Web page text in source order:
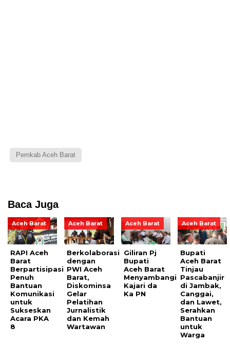
Pemkab Aceh Barat
Baca Juga
Aceh Barat
RAPI Aceh
Barat
Berpartisipasi
Penuh
Bantuan
Komunikasi
untuk
Sukseskan
Acara PKA
8
Aceh Barat
Berkolaborasi
dengan
PWI Aceh
Barat,
Diskominsa
Gelar
Pelatihan
Jurnalistik
dan Kemah
Wartawan
Aceh Barat
Giliran Pj
Bupati
Aceh Barat
Menyambangi
Kajari da
Ka PN
Aceh Barat
Bupati
Aceh Barat
Tinjau
Pascabanjir
di Jambak,
Canggai,
dan Lawet,
Serahkan
Bantuan
untuk
Warga